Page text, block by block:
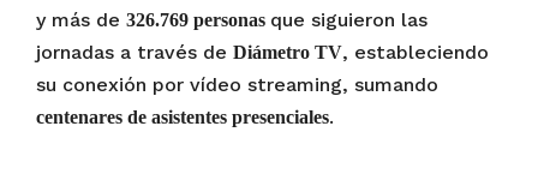
y más de 326.769 personas que siguieron las
jornadas a través de Diámetro TV, estableciendo
su conexión por vídeo streaming, sumando
centenares de asistentes presenciales.